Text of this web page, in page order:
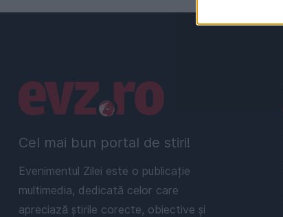
Cel mai bun portal de stiri!
Evenimentul Zilei este o publicație
multimedia, dedicată celor care
apreciază știrile corecte, obiective și
Linkuri utile